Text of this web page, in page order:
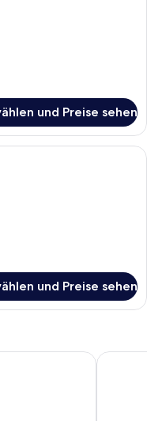
und Preise sehen
mit dunklem
und Preise sehen
Zonar